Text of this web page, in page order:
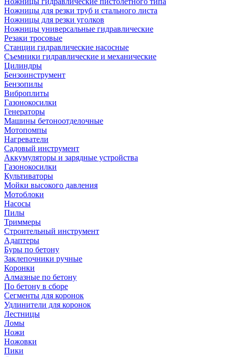
Ножницы для резки труб и стального листа
Ножницы для резки уголков
Ножницы универсальные гидравлические
Резаки тросовые
Станции гидравлические насосные
Съемники гидравлические и механические
Цилиндры
Бензоинструмент
Бензопилы
Виброплиты
Газонокосилки
Генераторы
Машины бетоноотделочные
Мотопомпы
Нагреватели
Садовый инструмент
Аккумуляторы и зарядные устройства
Газонокосилки
Культиваторы
Мойки высокого давления
Мотоблоки
Насосы
Пилы
Триммеры
Строительный инструмент
Адаптеры
Буры по бетону
Заклепочники ручные
Коронки
Алмазные по бетону
По бетону в сборе
Сегменты для коронок
Удлинители для коронок
Лестницы
Ломы
Ножи
Ножовки
Пики